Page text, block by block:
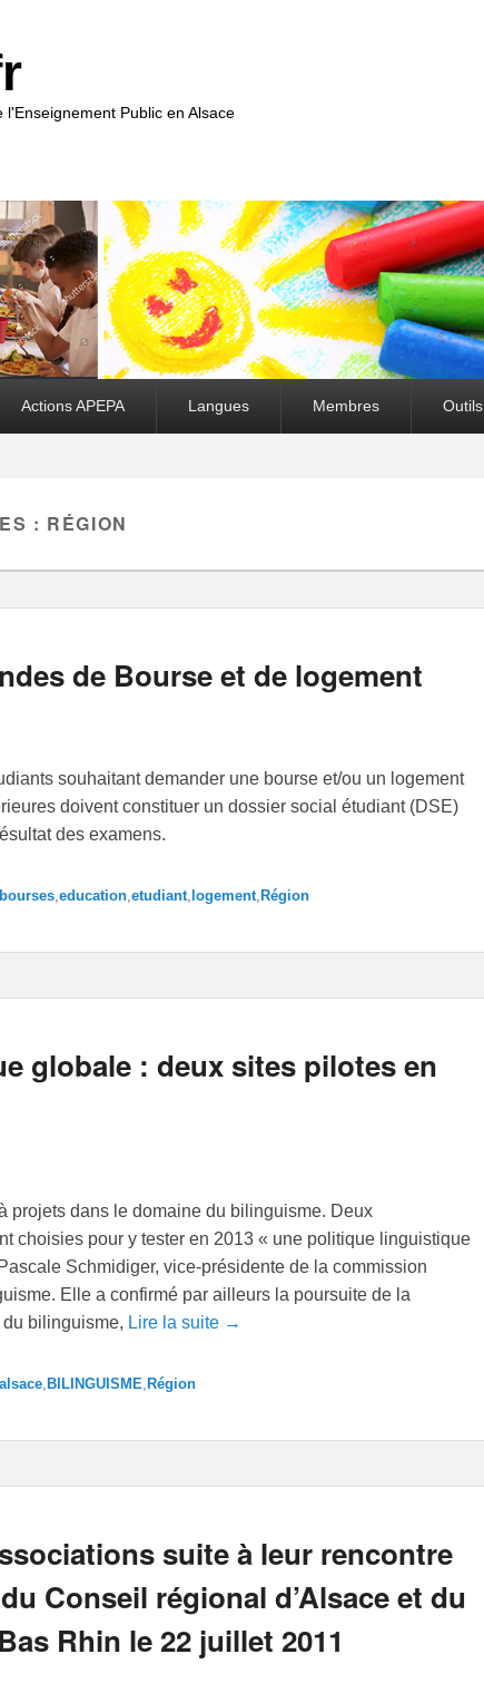
Public en Alsace
Actions APEPA Langues Membres Outils
: RÉGION
de Bourse et de logement
souhaitant demander une bourse et/ou un logement
doivent constituer un dossier social étudiant (DSE)
des examens.
bourses education etudiant logement Région
globale : deux sites pilotes en
projets dans le domaine du bilinguisme. Deux
choisies pour y tester en 2013 « une politique linguistique
Schmidiger, vice-présidente de la commission
Elle a confirmé par ailleurs la poursuite de la
bilinguisme, Lire la suite →
alsace, BILINGUISME, Région
suite à leur rencontre
Conseil régional d’Alsace et du
Rhin le 22 juillet 2011